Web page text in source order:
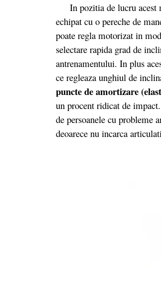
In pozitia de lucru acest
echipat cu o pereche de
poate regla motorizat in
selectare rapida grad de
antrenamentului. In plus
ce regleaza unghiul de
puncte de amortizare
un procent ridicat de
de persoanele cu probleme
deoarece nu incarca